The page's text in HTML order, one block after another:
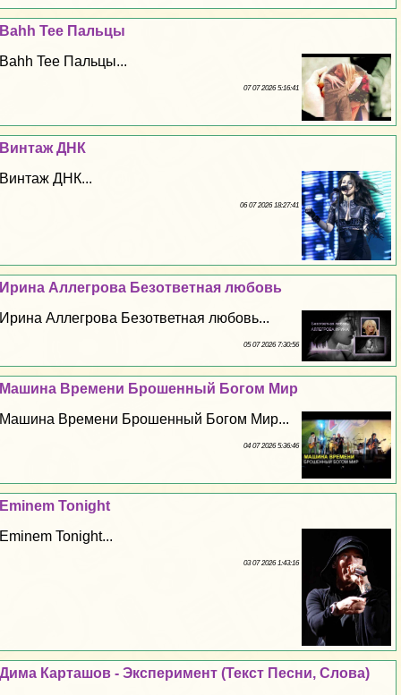
Bahh Tee Пальцы
Bahh Tee Пальцы...
07 07 2026 5:16:41
Винтаж ДНК
Винтаж ДНК...
06 07 2026 18:27:41
Ирина Аллегрова Безответная любовь
Ирина Аллегрова Безответная любовь...
05 07 2026 7:30:56
Машина Времени Брошенный Богом Мир
Машина Времени Брошенный Богом Мир...
04 07 2026 5:36:46
Eminem Tonight
Eminem Tonight...
03 07 2026 1:43:16
Дима Карташов - Эксперимент (Текст Песни, Слова)